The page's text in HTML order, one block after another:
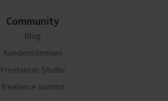
Community
Blog
Kundenstimmen
Freelancer Studie
freelance summit